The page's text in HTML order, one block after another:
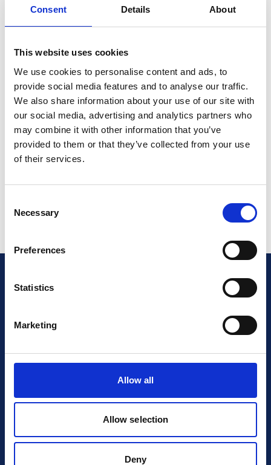
Consent Details About
This website uses cookies
We use cookies to personalise content and ads, to
provide social media features and to analyse our traffic.
We also share information about your use of our site with
our social media, advertising and analytics partners who
may combine it with other information that you’ve
provided to them or that they’ve collected from your use
of their services.
Selection
Necessary
Preferences
Statistics
Marketing
Allow all
Allow selection
Deny
Come sono strutturati i prezzi?
In che modo la piattaforma è
vantaggiosa per la nostra
organizzazione di vendita?
Qual è lo scopo di descrivere
ogni certificato con
“Informazioni su questo
Assicurati
che i tuoi futuri clienti lo
sappiano!
Per saperne di più
Parlare con le vendite